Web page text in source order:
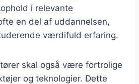
i relevante
en del af uddannelsen,
værdifuld erfaring.
skal også være fortrolige
og teknologier. Dette